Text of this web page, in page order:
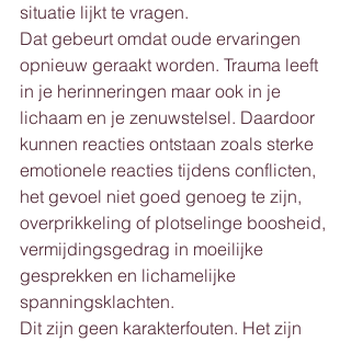
situatie lijkt te vragen.
Dat gebeurt omdat oude ervaringen
opnieuw geraakt worden. Trauma leeft
in je herinneringen maar ook in je
lichaam en je zenuwstelsel. Daardoor
kunnen reacties ontstaan zoals sterke
emotionele reacties tijdens conflicten,
het gevoel niet goed genoeg te zijn,
overprikkeling of plotselinge boosheid,
vermijdingsgedrag in moeilijke
gesprekken en lichamelijke
spanningsklachten.
Dit zijn geen karakterfouten. Het zijn